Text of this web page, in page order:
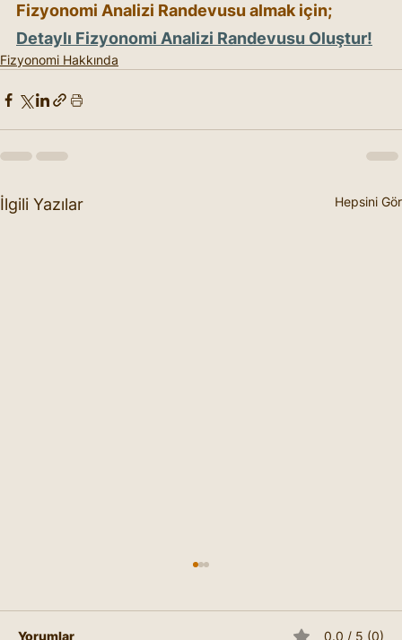
Fizyonomi Analizi Randevusu almak için;
Detaylı Fizyonomi Analizi Randevusu Oluştur!
Fizyonomi Hakkında
İlgili Yazılar Hepsini Gör
Yorumlar 0.0 / 5 (0)